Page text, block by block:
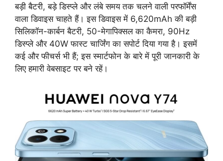
बड़ी बैटरी, बड़े डिस्प्ले और लंबे समय तक चलने वाली परफॉर्मेंस
वाला डिवाइस चाहते हैं। इस डिवाइस में 6,620mAh की बड़ी
सिलिकॉन-कार्बन बैटरी, 50-मेगापिक्सल का कैमरा, 90Hz
डिस्प्ले और 40W फास्ट चार्जिंग का सपोर्ट दिया गया है। इसमें
कई और फीचर्स भी हैं; इस स्मार्टफोन के बारे में पूरी जानकारी के
लिए हमारी वेबसाइट पर बने रहें।